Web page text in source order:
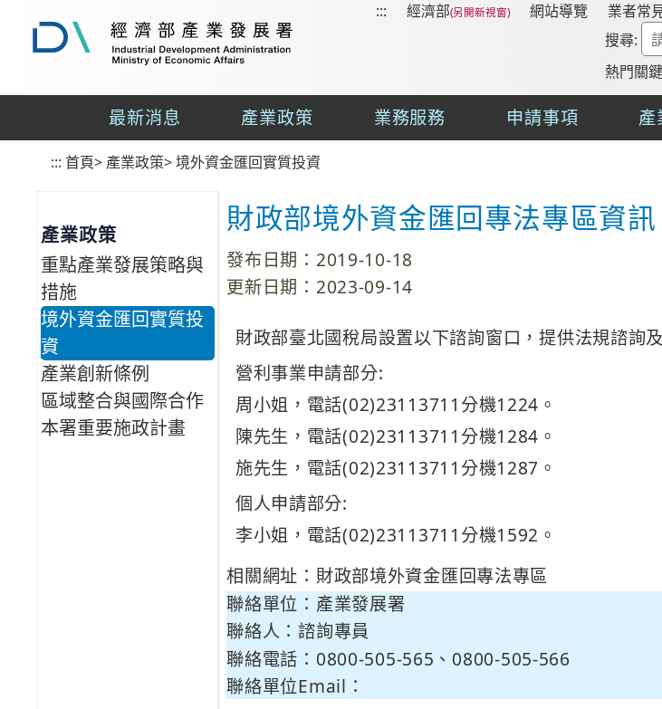
濟
業
發
::: 經濟部 網站導覽 業者常
搜尋:
熱門關
最新消息 產業政策 業務服務 申請事項 產
::: 首頁> 產業政策>境外資金匯回實質投資
產業政策
重點產業發展策略與
措施
境外資金匯回實質投
資
產業創新條例
區域整合與國際合作
本署重要施政計畫
財政部境外資金匯回專法專區資訊
發布日期：2019-10-18
更新日期：2023-09-14
財政部臺北國稅局設置以下諮詢窗口，提供法規諮詢
營利事業申請部分:
周小姐，電話(02)23113711分機1224。
陳先生，電話(02)23113711分機1284。
施先生，電話(02)23113711分機1287。
個人申請部分:
李小姐，電話(02)23113711分機1592。
相關網址： 財政部境外資金匯回專法專區
聯絡單位：產業發展署
聯絡人：諮詢專員
聯絡電話：0800-505-565、0800-505-566
聯絡單位Email：